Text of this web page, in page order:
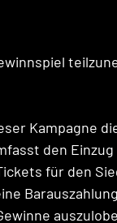
Kampagne
den
für den